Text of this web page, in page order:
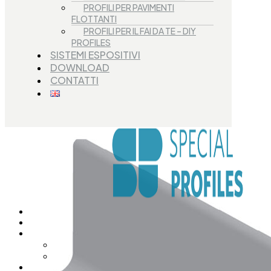
PROFILI PER PAVIMENTI
FLOTTANTI
PROFILI PER IL FAI DA TE – DIY
PROFILES
SISTEMI ESPOSITIVI
DOWNLOAD
CONTATTI
Visualizzazione di 2 risultati